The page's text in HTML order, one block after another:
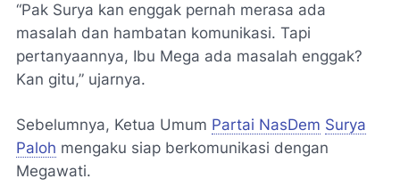
“Pak Surya kan enggak pernah merasa ada
masalah dan hambatan komunikasi. Tapi
pertanyaannya, Ibu Mega ada masalah enggak?
Kan gitu,” ujarnya.
Sebelumnya, Ketua Umum Partai NasDem Surya
Paloh mengaku siap berkomunikasi dengan
Megawati.